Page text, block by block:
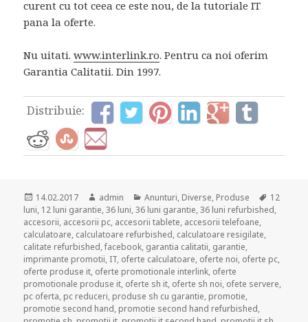
curent cu tot ceea ce este nou, de la tutoriale IT
pana la oferte.
Nu uitati.www.interlink.ro. Pentru ca noi oferim
Garantia Calitatii. Din 1997.
Distribuie:
Posted
on
14.02.2017 Author
admin Categories
Anunturi, Diverse, Produse Tags
12
luni, 12 luni garantie,36 luni,36 luni garantie,36 luni refurbished,
accesorii, accesorii pc, accesorii tablete, accesorii telefoane,
calculatoare, calculatoare refurbished, calculatoare resigilate,
calitate refurbished,facebook, garantia calitatii, garantie,
imprimante promotii, IT, oferte calculatoare, oferte noi, oferte pc,
oferte produse it, oferte promotionale interlink, oferte
promotionale produse it, oferte sh it, oferte sh noi, ofete servere,
pc oferta, pc reduceri, produse sh cu garantie, promotie,
promotie second hand, promotie second hand refurbished,